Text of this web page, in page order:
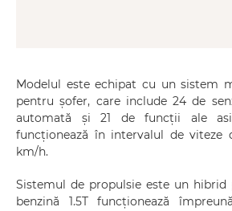
Modelul este echipat cu un sistem
pentru șofer, care include 24 de
automată și 21 de funcții ale
funcționează în intervalul de viteze
km/h.
Sistemul de propulsie este un
benzină 1.5T funcționează